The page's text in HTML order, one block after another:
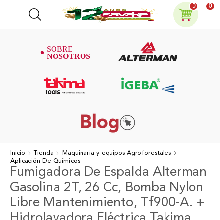
0 0
Inicio Tienda
Maquinaria y equipos Agroforestales
Aplicación De Químicos
Fumigadora De Espalda Alterman
Gasolina 2T, 26 Cc, Bomba Nylon
Libre Mantenimiento, Tf900-A. +